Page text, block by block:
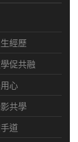
經歷
促共融
心
共學
道